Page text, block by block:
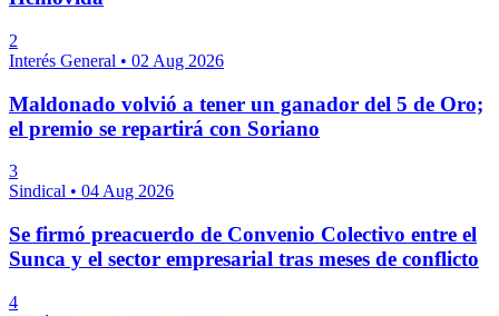
2
Interés General • 02 Aug 2026
Maldonado volvió a tener un ganador del 5 de Oro;
el premio se repartirá con Soriano
3
Sindical • 04 Aug 2026
Se firmó preacuerdo de Convenio Colectivo entre el
Sunca y el sector empresarial tras meses de conflicto
4